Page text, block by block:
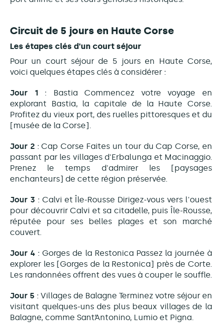
Circuit de 5 jours en Haute Corse
Les étapes clés d'un court séjour
Pour un court séjour de 5 jours en Haute Corse,
voici quelques étapes clés à considérer :
Jour 1 : Bastia Commencez votre voyage en
explorant Bastia, la capitale de la Haute Corse.
Profitez du vieux port, des ruelles pittoresques et du
[musée de la Corse].
Jour 2 : Cap Corse Faites un tour du Cap Corse, en
passant par les villages d'Erbalunga et Macinaggio.
Prenez le temps d'admirer les [paysages
enchanteurs] de cette région préservée.
Jour 3 : Calvi et Île-Rousse Dirigez-vous vers l'ouest
pour découvrir Calvi et sa citadelle, puis Île-Rousse,
réputée pour ses belles plages et son marché
couvert.
Jour 4 : Gorges de la Restonica Passez la journée à
explorer les [Gorges de la Restonica] près de Corte.
Les randonnées offrent des vues à couper le souffle.
Jour 5 : Villages de Balagne Terminez votre séjour en
visitant quelques-uns des plus beaux villages de la
Balagne, comme Sant’Antonino, Lumio et Pigna.